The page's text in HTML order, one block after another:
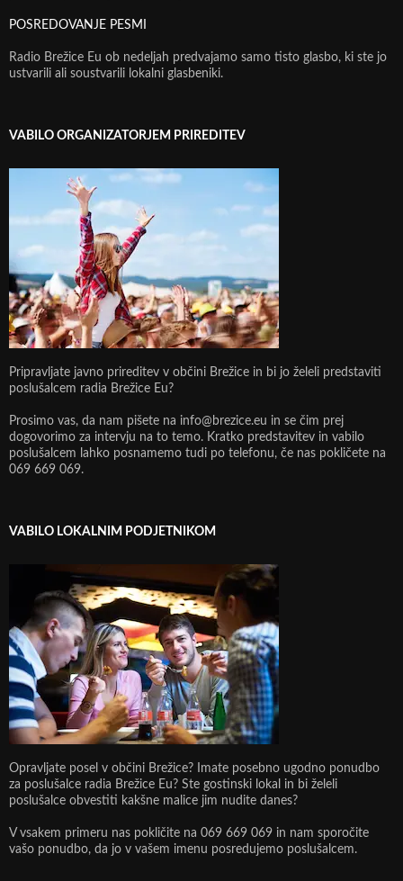
POSREDOVANJE PESMI
Radio Brežice Eu ob nedeljah predvajamo samo tisto glasbo, ki ste jo
ustvarili ali soustvarili lokalni glasbeniki.
VABILO ORGANIZATORJEM PRIREDITEV
Pripravljate javno prireditev v občini Brežice in bi jo želeli predstaviti
poslušalcem radia Brežice Eu?
Prosimo vas, da nam pišete na info@brezice.eu in se čim prej
dogovorimo za intervju na to temo. Kratko predstavitev in vabilo
poslušalcem lahko posnamemo tudi po telefonu, če nas pokličete na
069 669 069.
VABILO LOKALNIM PODJETNIKOM
Opravljate posel v občini Brežice? Imate posebno ugodno ponudbo
za poslušalce radia Brežice Eu? Ste gostinski lokal in bi želeli
poslušalce obvestiti kakšne malice jim nudite danes?
V vsakem primeru nas pokličite na 069 669 069 in nam sporočite
vašo ponudbo, da jo v vašem imenu posredujemo poslušalcem.